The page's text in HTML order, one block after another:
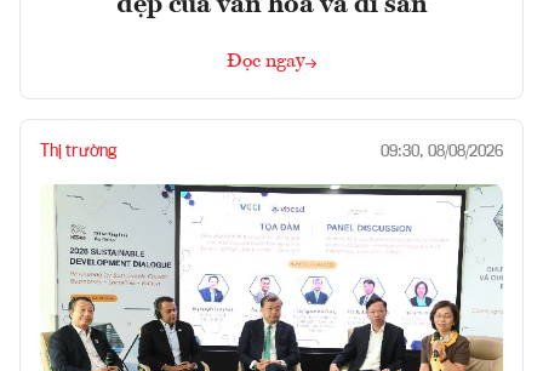
Đọc ngay
Thị trường 09:30, 08/08/2026